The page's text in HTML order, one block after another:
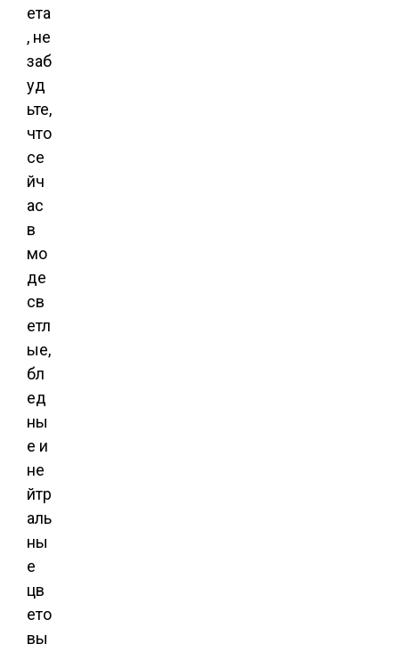
ета
, не
заб
уд
ьте,
что
се
йч
ас
в
мо
де
св
етл
ые,
бл
ед
ны
е и
не
йтр
аль
ны
е
цв
ето
вы